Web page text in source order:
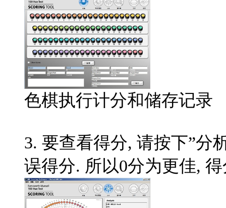
色棋执行计分和储存记录
3. 要查看得分, 请按下”分
误得分. 所以0分为更佳,